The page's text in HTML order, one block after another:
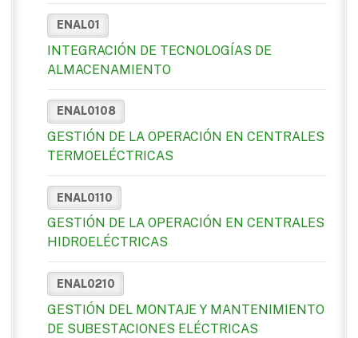
ENAL01
INTEGRACIÓN DE TECNOLOGÍAS DE
ALMACENAMIENTO
ENAL0108
GESTIÓN DE LA OPERACIÓN EN CENTRALES
TERMOELÉCTRICAS
ENAL0110
GESTIÓN DE LA OPERACIÓN EN CENTRALES
HIDROELÉCTRICAS
ENAL0210
GESTIÓN DEL MONTAJE Y MANTENIMIENTO
DE SUBESTACIONES ELÉCTRICAS